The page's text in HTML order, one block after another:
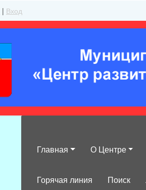
| Вход
Главная О Центре
Горячая линия Поиск